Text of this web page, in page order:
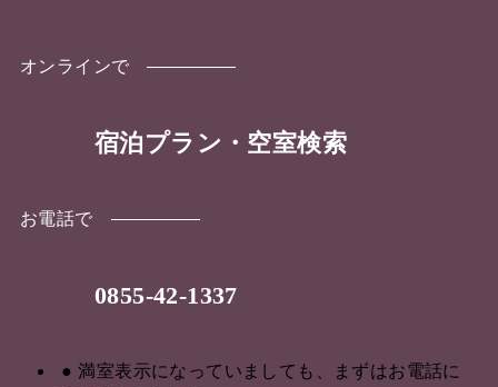
オンラインで
宿泊プラン・空室検索
お電話で
0855-42-1337
満室表示になっていましても、まずはお電話に